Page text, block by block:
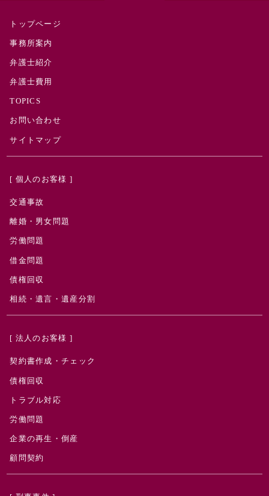
トップページ
事務所案内
弁護士紹介
弁護士費用
TOPICS
お問い合わせ
サイトマップ
[ 個人のお客様 ]
交通事故
離婚・男女問題
労働問題
借金問題
債権回収
相続・遺言・遺産分割
[ 法人のお客様 ]
契約書作成・チェック
債権回収
トラブル対応
労働問題
企業の再生・倒産
顧問契約